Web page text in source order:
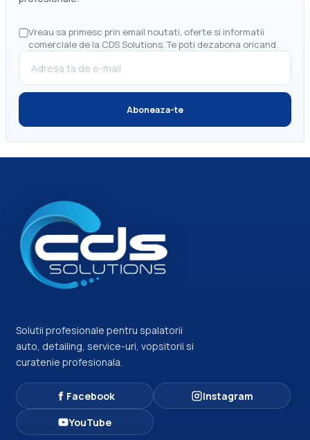
Vreau sa primesc prin email noutati, oferte si informatii
comerciale de la CDS Solutions. Te poti dezabona oricand.
Solutii profesionale pentru spalatorii
auto, detailing, service-uri, vopsitorii si
curatenie profesionala.
Facebook
Instagram
YouTube